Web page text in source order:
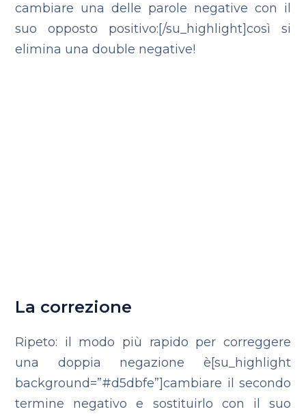
cambiare una delle parole negative con il
suo opposto positivo:[/su_highlight]così si
elimina una double negative!
La correzione
Ripeto: il modo più rapido per correggere
una doppia negazione è[su_highlight
background=”#d5dbfe”]cambiare il secondo
termine negativo e sostituirlo con il suo